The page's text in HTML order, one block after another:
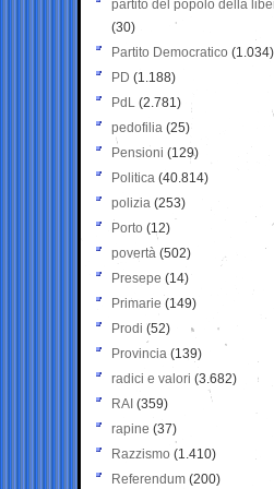
partito del popolo della
(30)
Partito Democratico (1.034)
PD (1.188)
PdL (2.781)
pedofilia (25)
Pensioni (129)
Politica (40.814)
polizia (253)
Porto (12)
povertà (502)
Presepe (14)
Primarie (149)
Prodi (52)
Provincia (139)
radici e valori (3.682)
RAI (359)
rapine (37)
Razzismo (1.410)
Referendum (200)